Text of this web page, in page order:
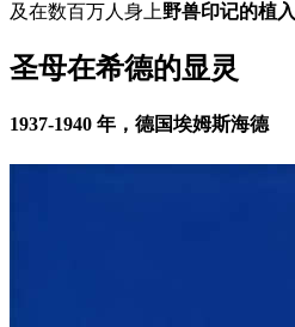
及在数百万人身上野兽印记的植入
圣母在希德的显灵
1937-1940 年，德国埃姆斯海德